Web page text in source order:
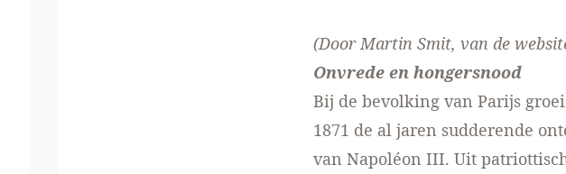
(Door Martin Smit, van de
Onvrede en hongersnood
Bij de bevolking van Parijs
1871 de al jaren sudderende
van Napoléon III. Uit